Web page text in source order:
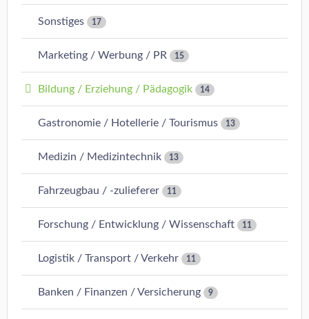
Sonstiges 17
Marketing / Werbung / PR 15
Bildung / Erziehung / Pädagogik 14
Gastronomie / Hotellerie / Tourismus 13
Medizin / Medizintechnik 13
Fahrzeugbau / -zulieferer 11
Forschung / Entwicklung / Wissenschaft 11
Logistik / Transport / Verkehr 11
Banken / Finanzen / Versicherung 9